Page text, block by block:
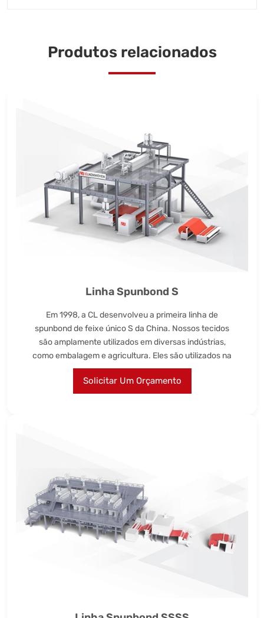
Produtos relacionados
Linha Spunbond S
Em 1998, a CL desenvolveu a primeira linha de
spunbond de feixe único S da China. Nossos tecidos
são amplamente utilizados em diversas indústrias,
como embalagem e agricultura. Eles são utilizados na
Solicitar Um Orçamento